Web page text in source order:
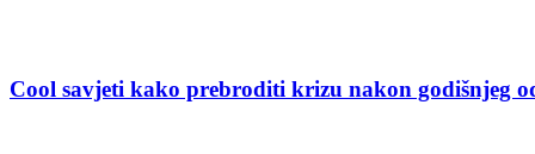
Cool savjeti kako prebroditi krizu nakon godišnjeg